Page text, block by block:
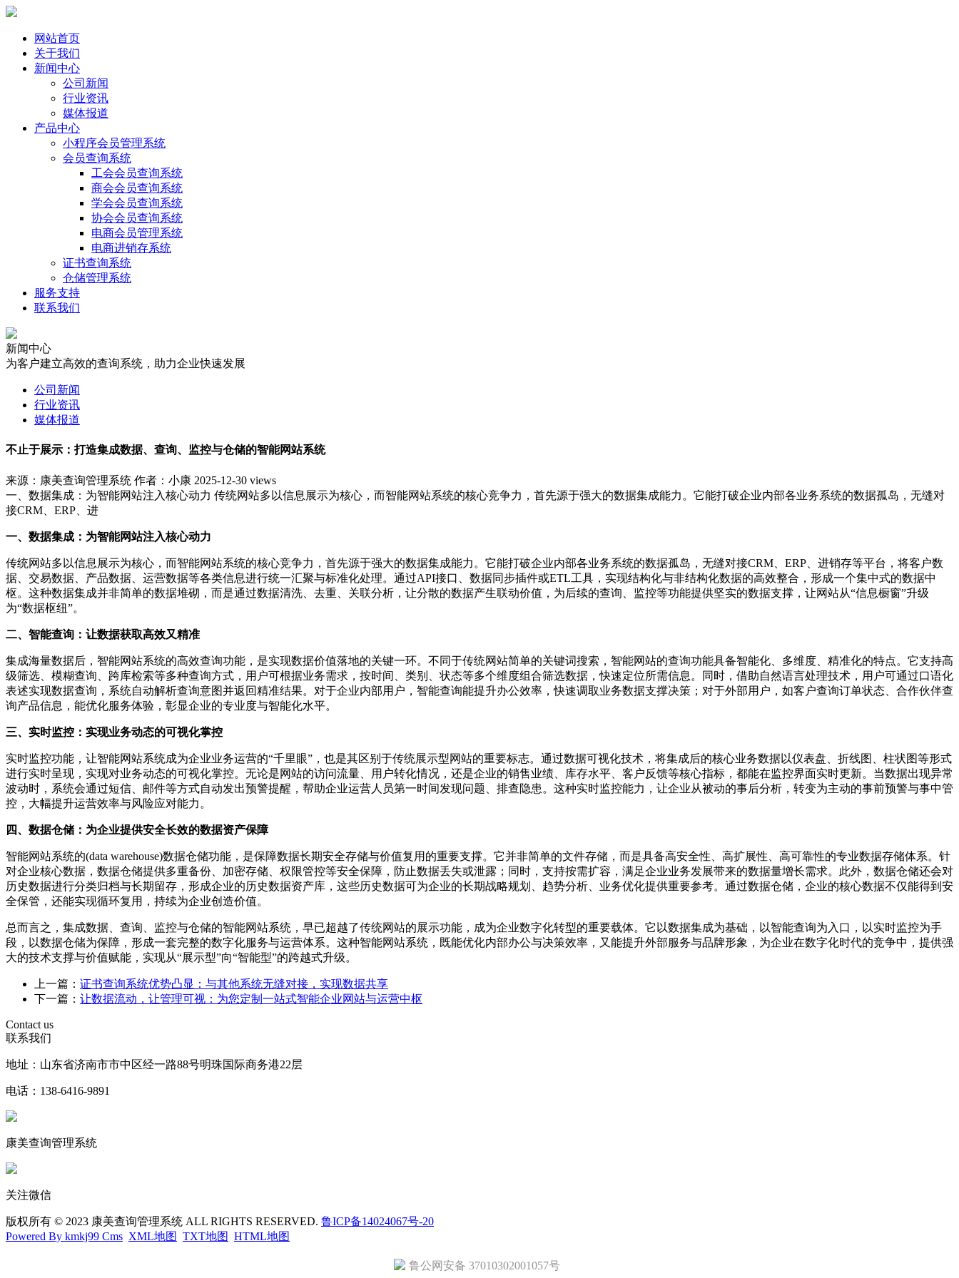
网站首页
关于我们
新闻中心
公司新闻
行业资讯
媒体报道
产品中心
小程序会员管理系统
会员查询系统
工会会员查询系统
商会会员查询系统
学会会员查询系统
协会会员查询系统
电商会员管理系统
电商进销存系统
证书查询系统
仓储管理系统
服务支持
联系我们
新闻中心
为客户建立高效的查询系统，助力企业快速发展
公司新闻
行业资讯
媒体报道
不止于展示：打造集成数据、查询、监控与仓储的智能网站系统
来源：康美查询管理系统 作者：小康 2025-12-30 views
一、数据集成：为智能网站注入核心动力 传统网站多以信息展示为核心，而智能网站系统的核心竞争力，首先源于强大的数据集成能力。它能打破企业内部各业务系统的数据孤岛，无缝对
接CRM、ERP、进
一、数据集成：为智能网站注入核心动力
传统网站多以信息展示为核心，而智能网站系统的核心竞争力，首先源于强大的数据集成能力。它能打破企业内部各业务系统的数据孤岛，无缝对接CRM、ERP、进销存等平台，将客户数
据、交易数据、产品数据、运营数据等各类信息进行统一汇聚与标准化处理。通过API接口、数据同步插件或ETL工具，实现结构化与非结构化数据的高效整合，形成一个集中式的数据中
枢。这种数据集成并非简单的数据堆砌，而是通过数据清洗、去重、关联分析，让分散的数据产生联动价值，为后续的查询、监控等功能提供坚实的数据支撑，让网站从“信息橱窗”升级
为“数据枢纽”。
二、智能查询：让数据获取高效又精准
集成海量数据后，智能网站系统的高效查询功能，是实现数据价值落地的关键一环。不同于传统网站简单的关键词搜索，智能网站的查询功能具备智能化、多维度、精准化的特点。它支持高
级筛选、模糊查询、跨库检索等多种查询方式，用户可根据业务需求，按时间、类别、状态等多个维度组合筛选数据，快速定位所需信息。同时，借助自然语言处理技术，用户可通过口语化
表述实现数据查询，系统自动解析查询意图并返回精准结果。对于企业内部用户，智能查询能提升办公效率，快速调取业务数据支撑决策；对于外部用户，如客户查询订单状态、合作伙伴查
询产品信息，能优化服务体验，彰显企业的专业度与智能化水平。
三、实时监控：实现业务动态的可视化掌控
实时监控功能，让智能网站系统成为企业业务运营的“千里眼”，也是其区别于传统展示型网站的重要标志。通过数据可视化技术，将集成后的核心业务数据以仪表盘、折线图、柱状图等形式
进行实时呈现，实现对业务动态的可视化掌控。无论是网站的访问流量、用户转化情况，还是企业的销售业绩、库存水平、客户反馈等核心指标，都能在监控界面实时更新。当数据出现异常
波动时，系统会通过短信、邮件等方式自动发出预警提醒，帮助企业运营人员第一时间发现问题、排查隐患。这种实时监控能力，让企业从被动的事后分析，转变为主动的事前预警与事中管
控，大幅提升运营效率与风险应对能力。
四、数据仓储：为企业提供安全长效的数据资产保障
智能网站系统的(data warehouse)数据仓储功能，是保障数据长期安全存储与价值复用的重要支撑。它并非简单的文件存储，而是具备高安全性、高扩展性、高可靠性的专业数据存储体系。针
对企业核心数据，数据仓储提供多重备份、加密存储、权限管控等安全保障，防止数据丢失或泄露；同时，支持按需扩容，满足企业业务发展带来的数据量增长需求。此外，数据仓储还会对
历史数据进行分类归档与长期留存，形成企业的历史数据资产库，这些历史数据可为企业的长期战略规划、趋势分析、业务优化提供重要参考。通过数据仓储，企业的核心数据不仅能得到安
全保管，还能实现循环复用，持续为企业创造价值。
总而言之，集成数据、查询、监控与仓储的智能网站系统，早已超越了传统网站的展示功能，成为企业数字化转型的重要载体。它以数据集成为基础，以智能查询为入口，以实时监控为手
段，以数据仓储为保障，形成一套完整的数字化服务与运营体系。这种智能网站系统，既能优化内部办公与决策效率，又能提升外部服务与品牌形象，为企业在数字化时代的竞争中，提供强
大的技术支撑与价值赋能，实现从“展示型”向“智能型”的跨越式升级。
上一篇： 证书查询系统优势凸显：与其他系统无缝对接，实现数据共享
下一篇： 让数据流动，让管理可视：为您定制一站式智能企业网站与运营中枢
Contact us
联系我们
地址：山东省济南市市中区经一路88号明珠国际商务港22层
电话：138-6416-9891
康美查询管理系统
关注微信
版权所有 © 2023 康美查询管理系统 ALL RIGHTS RESERVED. 鲁ICP备14024067号-20
Powered By kmkj99 Cms XML地图 TXT地图 HTML地图
鲁公网安备 37010302001057号